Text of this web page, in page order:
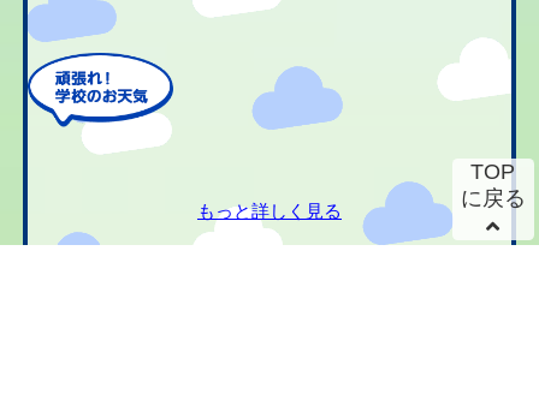
もっと詳しく見る
TOP
に戻る